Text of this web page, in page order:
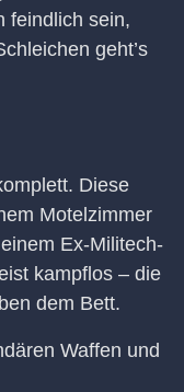
feindlich sein,
geht’s
Diese
Motelzimmer
Ex-Militech-
kampflos – die
dem Bett.
Waffen und